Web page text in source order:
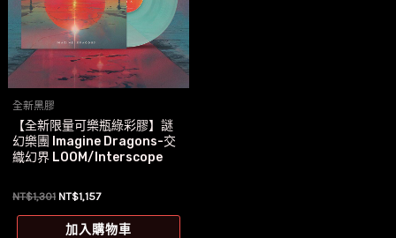
全新黑膠
【全新限量可樂瓶綠彩膠】謎
幻樂團 Imagine Dragons-交
織幻界 LOOM/Interscope
NT$1,301 原
價
NT$1,157目
價
加入購物車